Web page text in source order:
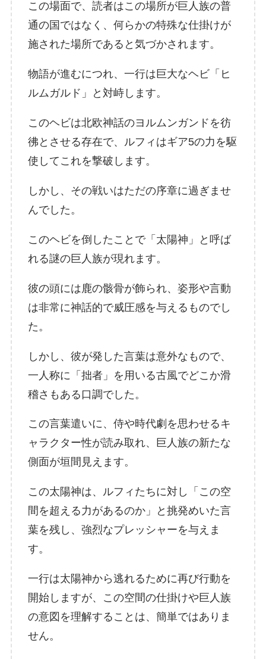
この場面で、読者はこの場所が巨人族の普
通の国ではなく、何らかの特殊な仕掛けが
施された場所であると気づかされます。
物語が進むにつれ、一行は巨大なヘビ「ヒ
ルムガルド」と対峙します。
このヘビは北欧神話のヨルムンガンドを彷
彿とさせる存在で、ルフィはギア5の力を駆
使してこれを撃破します。
しかし、その戦いはただの序章に過ぎませ
んでした。
このヘビを倒したことで「太陽神」と呼ば
れる謎の巨人族が現れます。
彼の頭には鹿の骸骨が飾られ、姿形や言動
は非常に神話的で威圧感を与えるものでし
た。
しかし、彼が発した言葉は意外なもので、
一人称に「拙者」を用いる古風でどこか滑
稽さもある口調でした。
この言葉遣いに、侍や時代劇を思わせるキ
ャラクター性が読み取れ、巨人族の新たな
側面が垣間見えます。
この太陽神は、ルフィたちに対し「この空
間を超える力があるのか」と挑発めいた言
葉を残し、強烈なプレッシャーを与えま
す。
一行は太陽神から逃れるために再び行動を
開始しますが、この空間の仕掛けや巨人族
の意図を理解することは、簡単ではありま
せん。